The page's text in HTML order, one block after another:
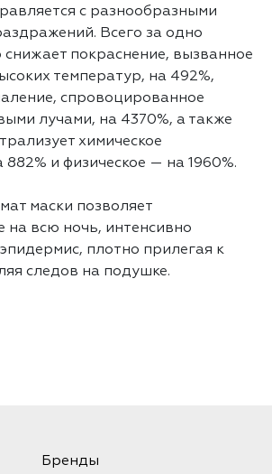
с разнообразными
Всего за одно
покраснение, вызванное
температур, на 492%,
спровоцированное
лучами, на 4370%, а также
химическое
и физическое — на 1960%.
маски позволяет
на всю ночь, интенсивно
плотно прилегая к
следов на подушке.
Бренды